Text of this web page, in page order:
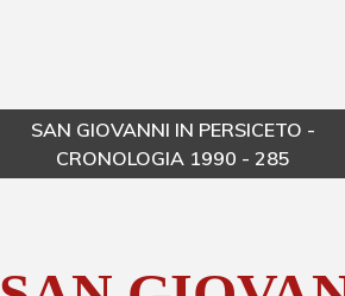
SAN GIOVANNI IN PERSICETO -
CRONOLOGIA 1990 - 285